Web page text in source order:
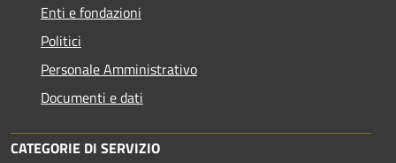
Enti e fondazioni
Politici
Personale Amministrativo
Documenti e dati
CATEGORIE DI SERVIZIO